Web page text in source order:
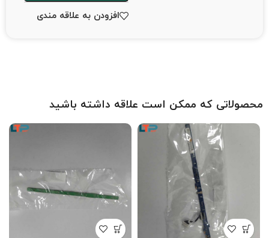
افزودن به علاقه مندی
محصولاتی که ممکن است علاقه داشته باشید